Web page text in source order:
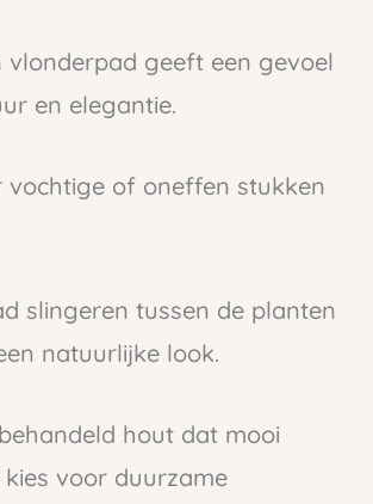
vlonderpad geeft een gevoel
en elegantie.
vochtige of oneffen stukken
slingeren tussen de planten
natuurlijke look.
hout dat mooi
voor duurzame